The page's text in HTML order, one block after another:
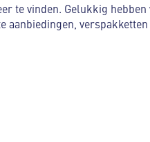
te vinden. Gelukkig
aanbiedingen,